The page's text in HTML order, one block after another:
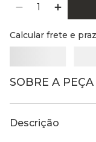
Calcular frete e
SOBRE A PEÇA
Descrição